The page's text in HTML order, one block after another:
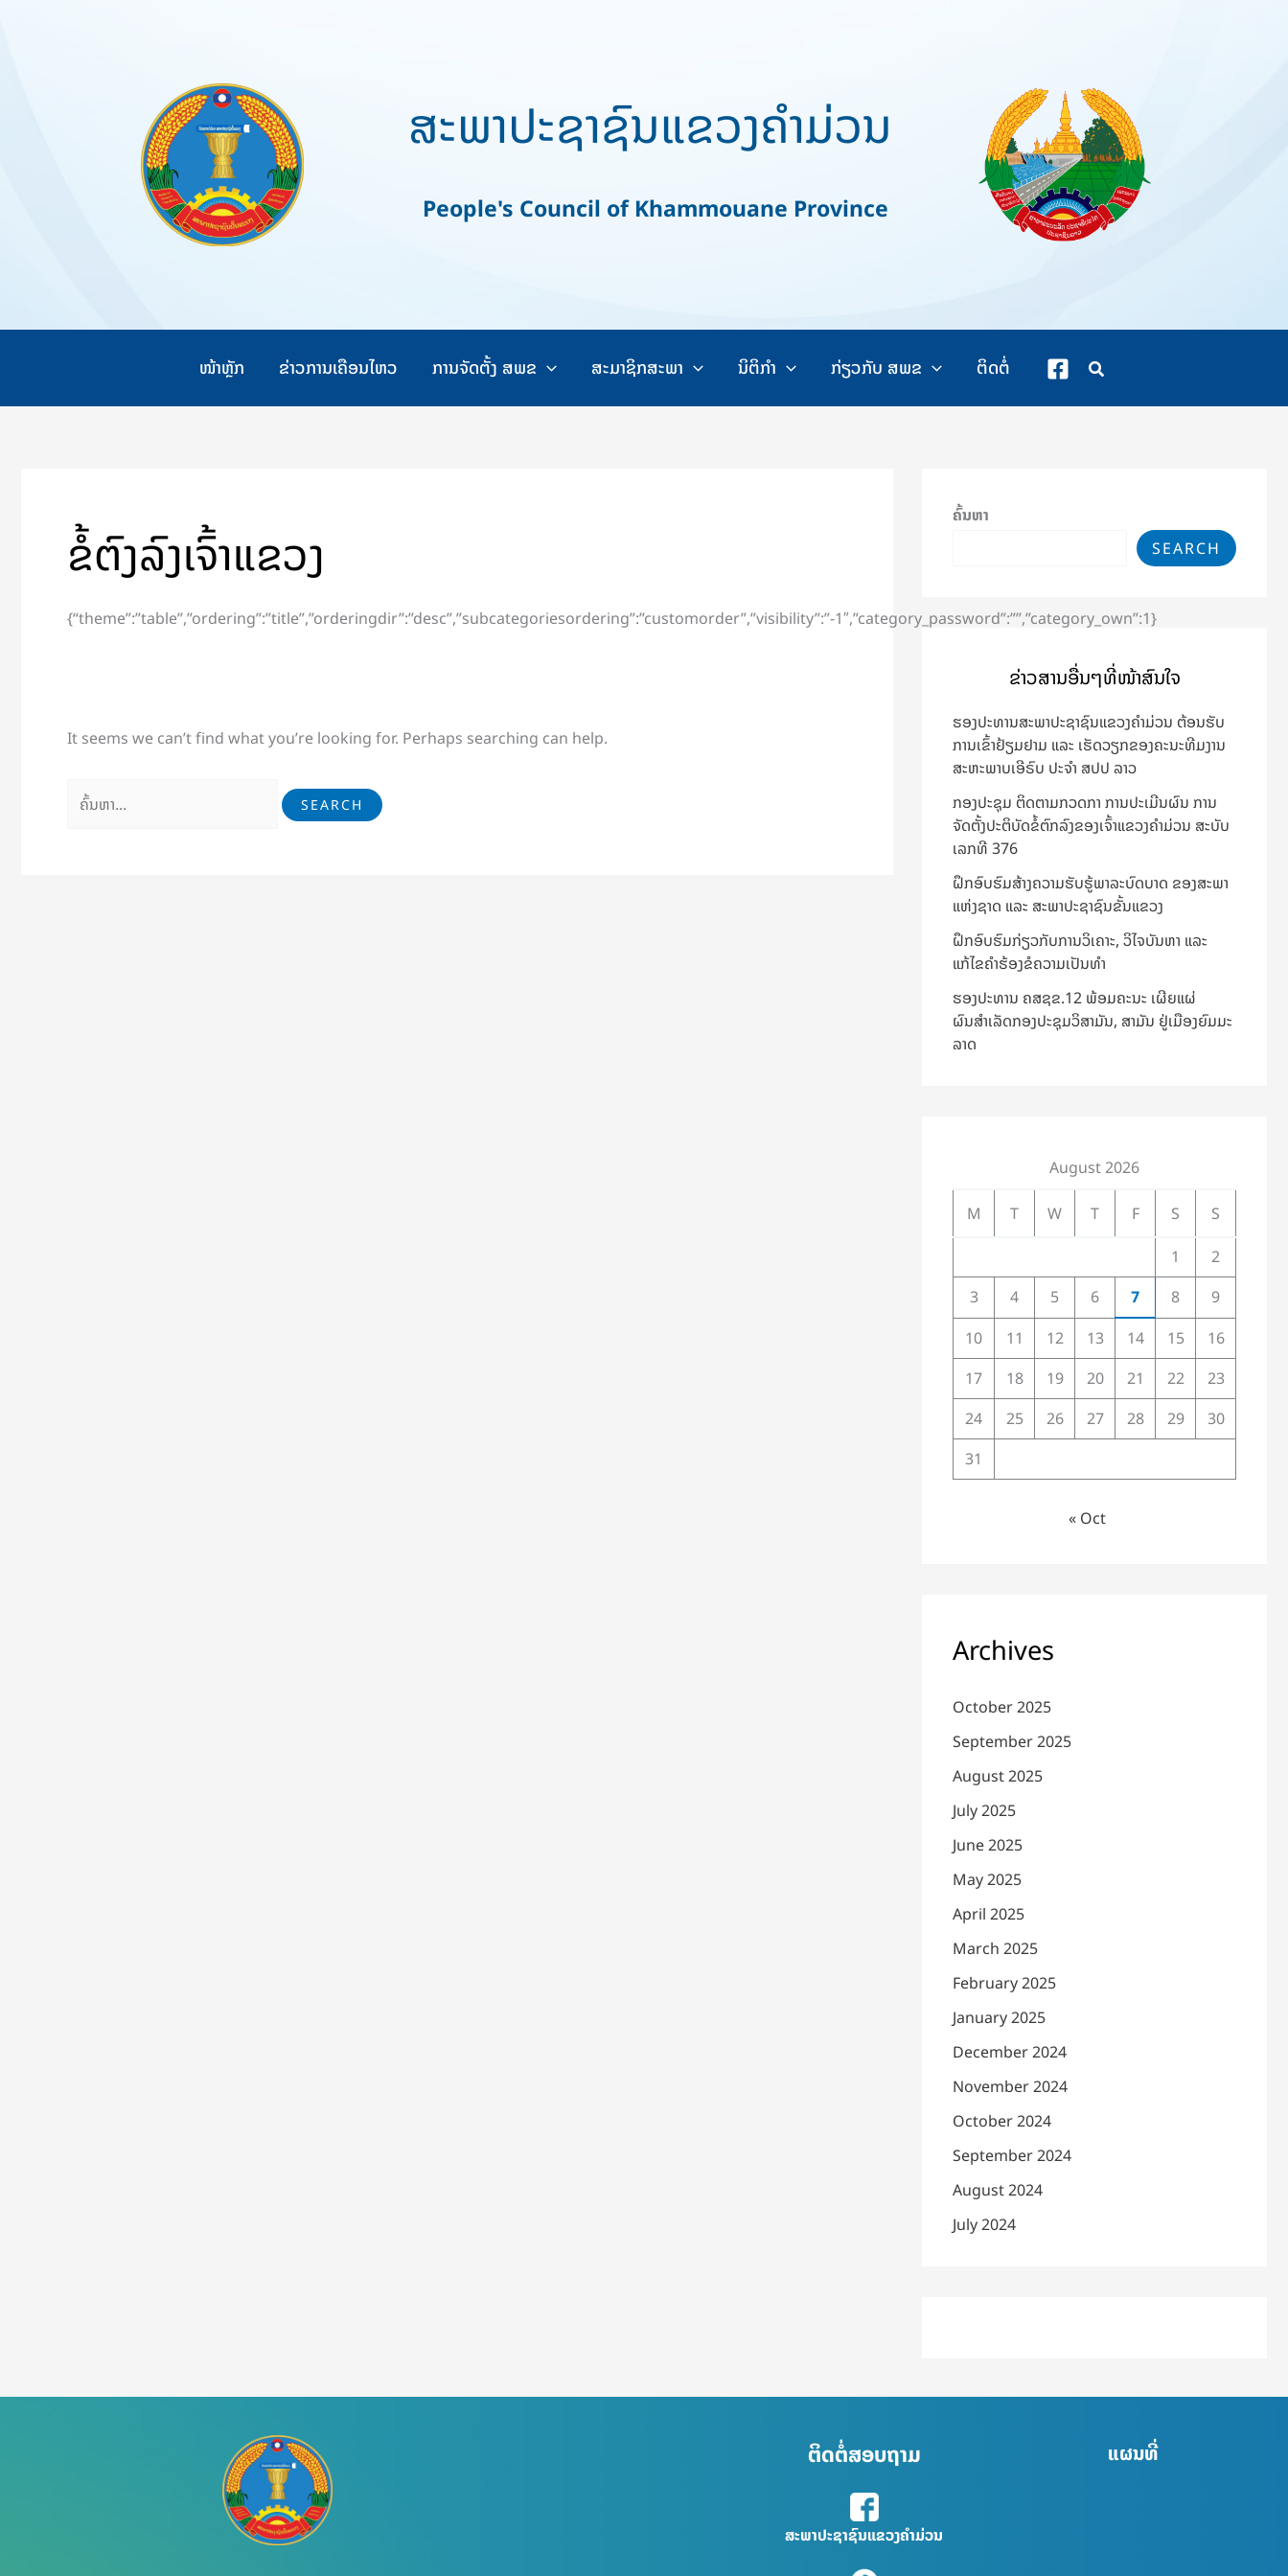
ສະພາປະຊາຊົນແຂວງຄຳມ່ວນ
People's Council of Khammouane Province
ໜ້າຫຼັກ ຂ່າວການເຄືອນໄຫວ ການຈັດຕັ້ງ ສພຂ ສະມາຊິກສະພາ ນິຕິກຳ ກ່ຽວກັບ ສພຂ ຕິດຕໍ່
ຂໍ້ຕົງລົງເຈົ້າແຂວງ
{“theme”:”table”,”ordering”:”title”,”orderingdir”:”desc”,”subcategoriesordering”:”customorder”,”visibility”:”-1″,”category_password”:””,”category_own”:1}
It seems we can’t find what you’re looking for. Perhaps searching can help.
Search
ຄົ້ນຫາ
SEARCH
ຂ່າວສານອື່ນໆທີ່ໜ້າສົນໃຈ
ຮອງປະທານສະພາປະຊາຊົນແຂວງຄຳມ່ວນ ຕ້ອນຮັບ
ການເຂົ້າຢ້ຽມຢາມ ແລະ ເຮັດວຽກຂອງຄະນະທີມງານ
ສະຫະພາບເອີຣົບ ປະຈຳ ສປປ ລາວ
ກອງປະຊຸມ ຕິດຕາມກວດກາ ການປະເມີນຜົນ ການ
ຈັດຕັ້ງປະຕິບັດຂໍ້ຕົກລົງຂອງເຈົ້າແຂວງຄຳມ່ວນ ສະບັບ
ເລກທີ 376
ຝຶກອົບຮົມສ້າງຄວາມຮັບຮູ້ພາລະບົດບາດ ຂອງສະພາ
ແຫ່ງຊາດ ແລະ ສະພາປະຊາຊົນຂັ້ນແຂວງ
ຝຶກອົບຮົມກ່ຽວກັບການວິເຄາະ, ວິໄຈບັນຫາ ແລະ
ແກ້ໄຂຄຳຮ້ອງຂໍຄວາມເປັນທຳ
ຮອງປະທານ ຄສຊຂ.12 ພ້ອມຄະນະ ເຜີຍແຜ່
ຜົນສຳເລັດກອງປະຊຸມວິສາມັນ, ສາມັນ ຢູ່ເມືອງຍົມມະ
ລາດ
August 2026
M
T W T F S
S
1
2
3
4 5 6 7 8
9
10
11 12 13 14 15
16
17
18 19 20 21 22
23
24
25 26 27 28 29
30
31
« Oct
Archives
October 2025
September 2025
August 2025
July 2025
June 2025
May 2025
April 2025
March 2025
February 2025
January 2025
December 2024
November 2024
October 2024
September 2024
August 2024
July 2024
ຕິດຕໍ່ສອບຖາມ
ສະພາປະຊາຊົນແຂວງຄຳມ່ວນ
ແຜນທີ່